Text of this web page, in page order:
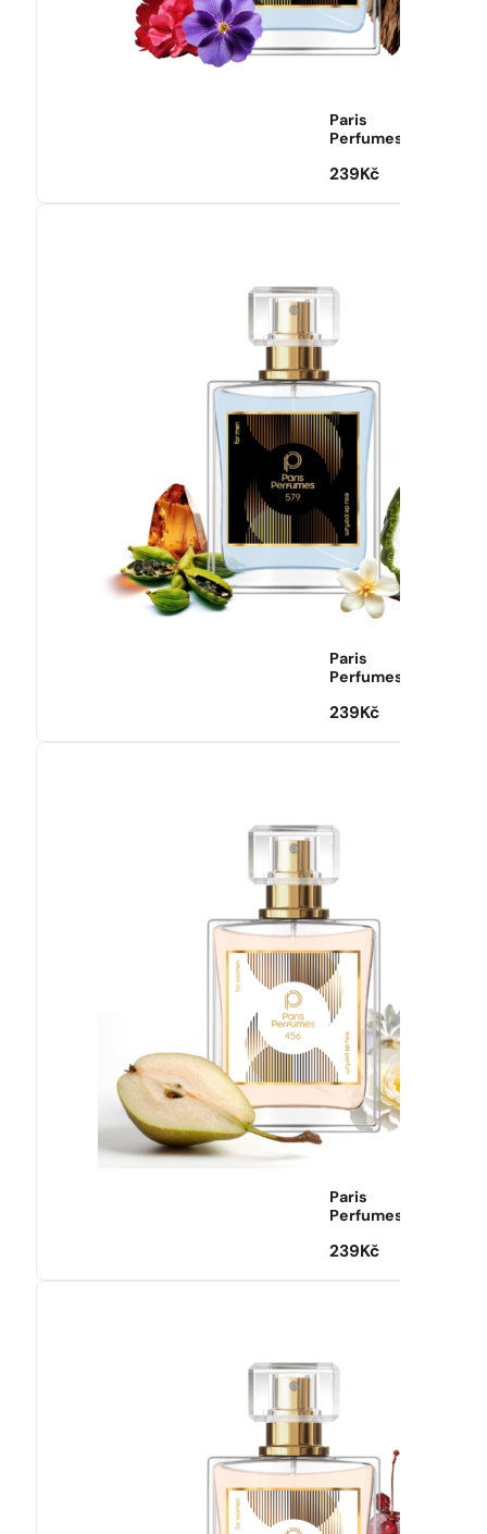
Paris
Perfumes
239Kč
Paris
Perfumes
239Kč
Paris
Perfumes
239 Kč